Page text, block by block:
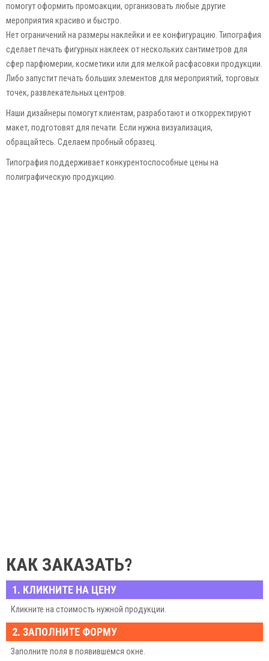
помогут оформить промоакции, организовать любые другие
мероприятия красиво и быстро.
Нет ограничений на размеры наклейки и ее конфигурацию. Типография
сделает печать фигурных наклеек от нескольких сантиметров для
сфер парфюмерии, косметики или для мелкой расфасовки продукции.
Либо запустит печать больших элементов для мероприятий, торговых
точек, развлекательных центров.
Наши дизайнеры помогут клиентам, разработают и откорректируют
макет, подготовят для печати. Если нужна визуализация,
обращайтесь. Сделаем пробный образец.
Типография поддерживает конкурентоспособные цены на
полиграфическую продукцию.
КАК ЗАКАЗАТЬ?
1. КЛИКНИТЕ НА ЦЕНУ
Кликните на стоимость нужной продукции.
2. ЗАПОЛНИТЕ ФОРМУ
Заполните поля в появившемся окне.